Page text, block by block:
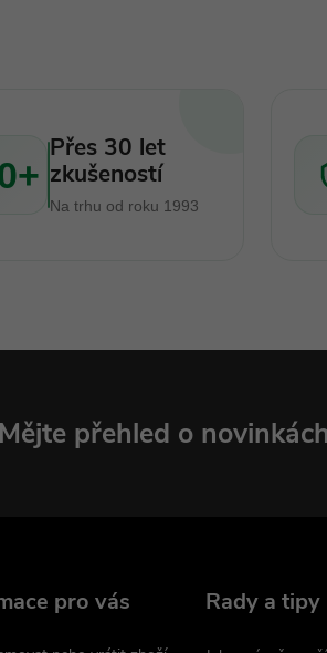
Přes 30 let
zkušeností
Na trhu od roku 1993
Mějte přehled o novinkách
pro vás Rady a tipy